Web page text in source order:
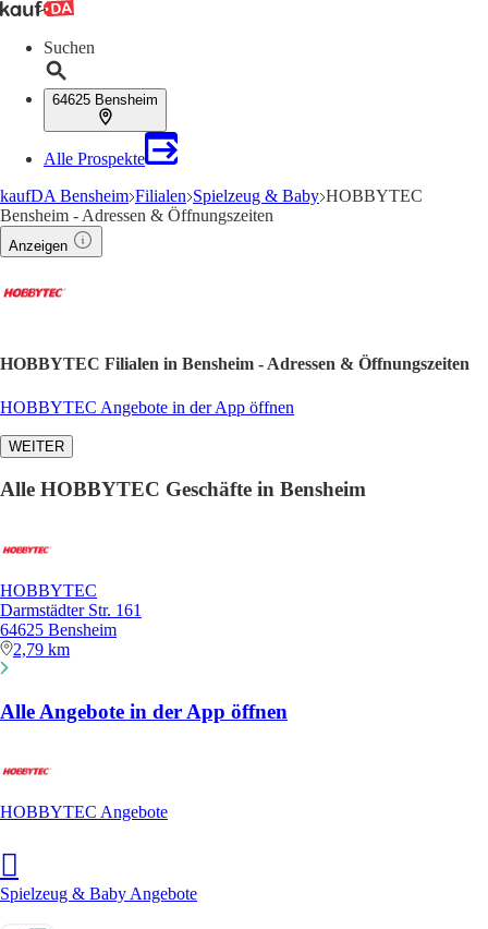
Suchen
64625 Bensheim
Alle Prospekte
kaufDA Bensheim Filialen Spielzeug & Baby HOBBYTEC
Bensheim - Adressen & Öffnungszeiten
Anzeigen
HOBBYTEC Filialen in Bensheim - Adressen & Öffnungszeiten
HOBBYTEC Angebote in der App öffnen
WEITER
Alle HOBBYTEC Geschäfte in Bensheim
HOBBYTEC
Darmstädter Str. 161
64625 Bensheim
2,79 km
Alle Angebote in der App öffnen
HOBBYTEC Angebote
Spielzeug & Baby Angebote